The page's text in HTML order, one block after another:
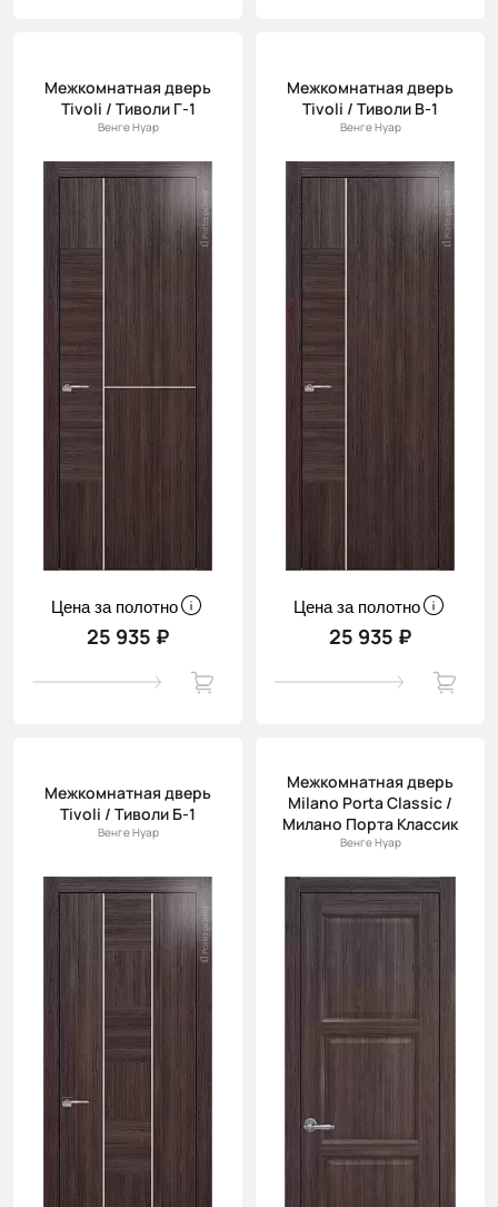
Межкомнатная дверь
Tivoli / Тиволи Г-1
Венге Нуар
Цена за полотно
25 935 ₽
Межкомнатная дверь
Tivoli / Тиволи В-1
Венге Нуар
Цена за полотно
25 935 ₽
Межкомнатная дверь
Tivoli / Тиволи Б-1
Венге Нуар
Межкомнатная дверь
Milano Porta Classic /
Милано Порта Классик
Венге Нуар